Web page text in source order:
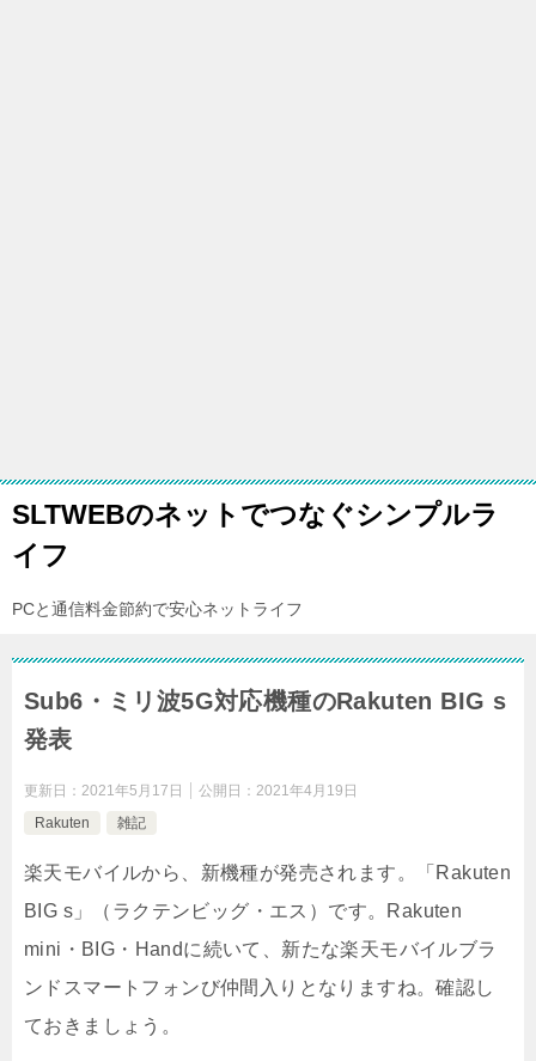
SLTWEBのネットでつなぐシンプルラ
イフ
PCと通信料金節約で安心ネットライフ
Sub6・ミリ波5G対応機種のRakuten BIG s
発表
更新日： 2021年5月17日 公開日： 2021年4月19日
Rakuten
雑記
楽天モバイルから、新機種が発売されます。「Rakuten
BIG s」（ラクテンビッグ・エス）です。Rakuten
mini・BIG・Handに続いて、新たな楽天モバイルブラ
ンドスマートフォンび仲間入りとなりますね。確認し
ておきましょう。